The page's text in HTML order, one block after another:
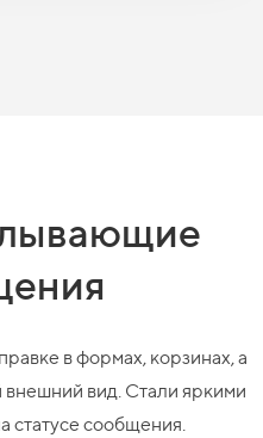
в формах, корзинах, а
вид. Стали яркими
статусе сообщения.